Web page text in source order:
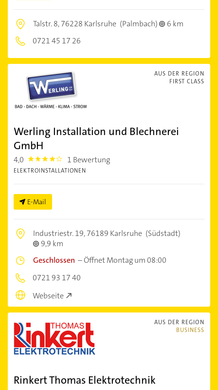
Talstr. 8,76228 Karlsruhe (Palmbach)
6 km
0721 45 17 26
AUS DER REGION
FIRST CLASS
Werling Installation und Blechnerei
GmbH
4,0 4.0 1 Bewertung
ELEKTROINSTALLATIONEN
E-Mail
Industriestr. 19,76189 Karlsruhe (Südstadt)
9,9 km
Geschlossen –Öffnet Montag um 08:00
0721 93 17 40
Webseite
AUS DER REGION
BUSINESS
Rinkert Thomas Elektrotechnik